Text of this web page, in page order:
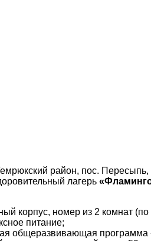
район, пос.
лагерь
корпус, номер из 2 комнат
питание;
общеразвивающая